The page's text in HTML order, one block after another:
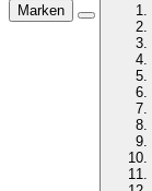
Marken